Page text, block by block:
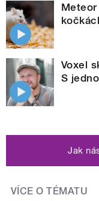
Voxel
S
Jak
VÍCE O TÉMATU